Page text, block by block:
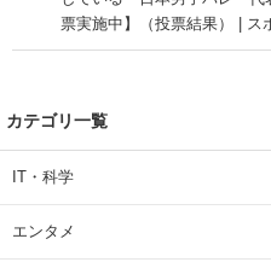
票実施中】（投票結果） | ス
カテゴリ一覧
IT・科学
エンタメ